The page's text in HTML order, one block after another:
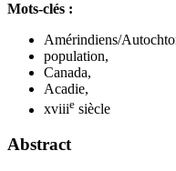
Mots-clés :
Amérindiens/
population,
Canada,
Acadie,
xviiie siècle
Abstract